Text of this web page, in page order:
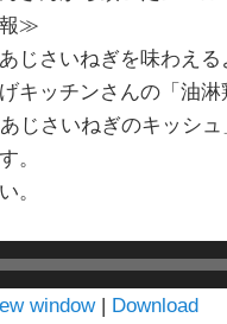
≫
じさいねぎを味わえ
キッチンさんの「油
じさいねぎのキッシ
。
。
window| Download